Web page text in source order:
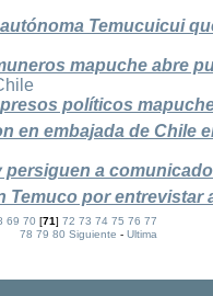
Temucuicui
mapuche abre
políticos
en embajada de Chile
persiguen a
Temuco por entrevistar
69 70 [71]72 73 74 75 76 77
78 79 80 Siguiente -Ultima